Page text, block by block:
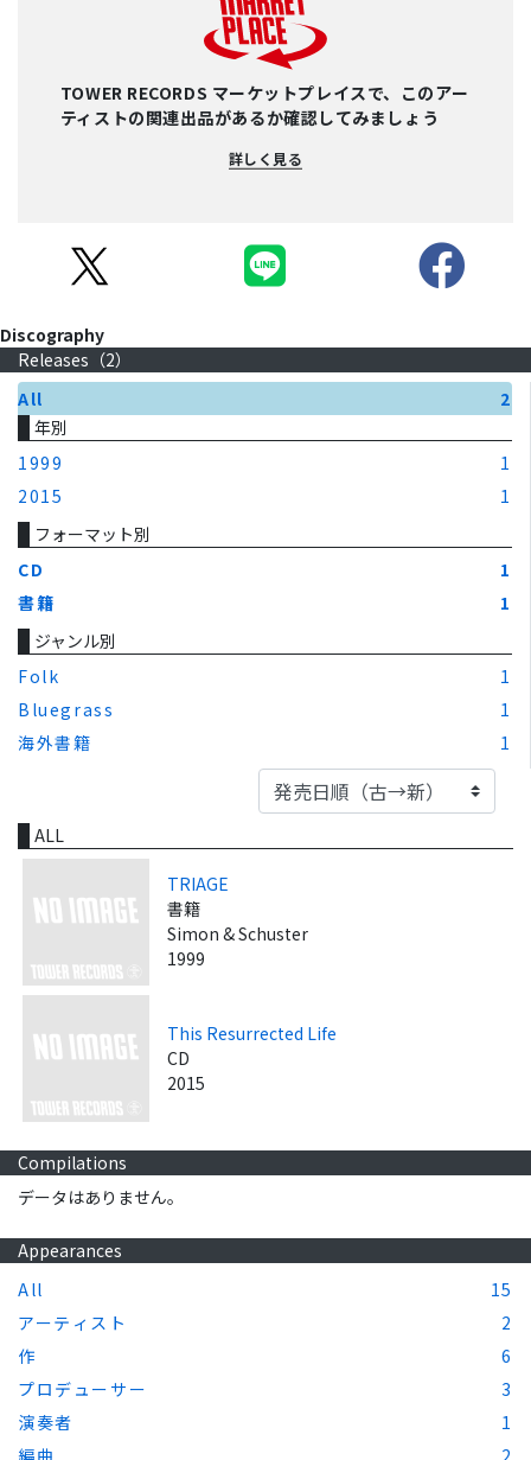
TOWER RECORDS マーケットプレイスで、このアー
ティストの関連出品があるか確認してみましょう
詳しく見る
Discography
Releases（2）
All
2
年別
1999
1
2015
1
フォーマット別
CD
1
書籍
1
ジャンル別
Folk
1
Bluegrass
1
海外書籍
1
ALL
TRIAGE
書籍
Simon & Schuster
1999
This Resurrected Life
CD
2015
Compilations
データはありません。
Appearances
All
15
アーティスト
2
作
6
プロデューサー
3
演奏者
1